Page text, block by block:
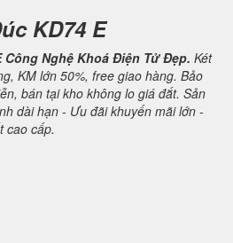
KD74 E
Công Nghệ Khoá Điện Tử Đẹp. Két
KM lớn 50%, free giao hàng. Bảo
bán tại kho không lo giá đắt. Sản
dài hạn - Ưu đãi khuyến mãi lớn -
cao cấp.